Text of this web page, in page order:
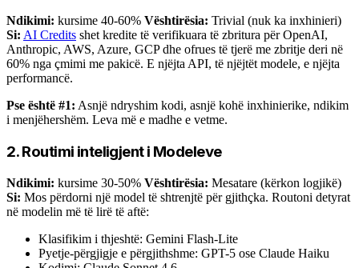
Ndikimi: kursime 40-60% Vështirësia: Trivial (nuk ka inxhinieri)
Si: AI Credits shet kredite të verifikuara të zbritura për OpenAI,
Anthropic, AWS, Azure, GCP dhe ofrues të tjerë me zbritje deri në
60% nga çmimi me pakicë. E njëjta API, të njëjtët modele, e njëjta
performancë.
Pse është #1: Asnjë ndryshim kodi, asnjë kohë inxhinierike, ndikim
i menjëhershëm. Leva më e madhe e vetme.
2. Routimi inteligjent i Modeleve
Ndikimi: kursime 30-50% Vështirësia: Mesatare (kërkon logjikë)
Si: Mos përdorni një model të shtrenjtë për gjithçka. Routoni detyrat
në modelin më të lirë të aftë:
Klasifikim i thjeshtë: Gemini Flash-Lite
Pyetje-përgjigje e përgjithshme: GPT-5 ose Claude Haiku